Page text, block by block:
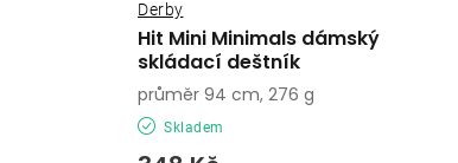
Hit Mini Minimals dámský
skládací deštník
Derby
Skladem
průměr 94 cm, 276 g